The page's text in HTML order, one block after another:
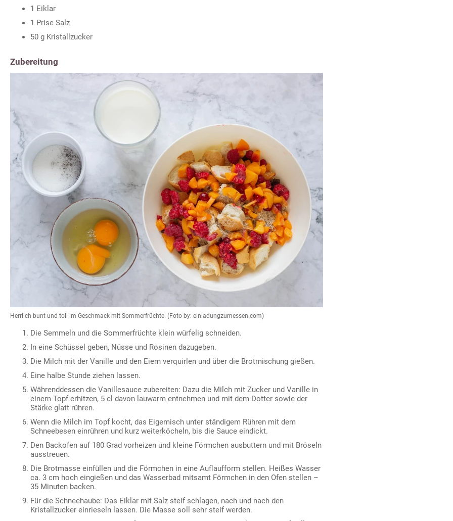
1 Eiklar
1 Prise Salz
50 g Kristallzucker
Zubereitung
Herrlich bunt und toll im Geschmack mit Sommerfrüchte. (Foto by: einladungzumessen.com)
Die Semmeln und die Sommerfrüchte klein würfelig schneiden.
In eine Schüssel geben, Nüsse und Rosinen dazugeben.
Die Milch mit der Vanille und den Eiern verquirlen und über die Brotmischung gießen.
Eine halbe Stunde ziehen lassen.
Währenddessen die Vanillesauce zubereiten: Dazu die Milch mit Zucker und Vanille in
einem Topf erhitzen, 5 cl davon lauwarm entnehmen und mit dem Dotter sowie der
Stärke glatt rühren.
Wenn die Milch im Topf kocht, das Eigemisch unter ständigem Rühren mit dem
Schneebesen einrühren und kurz weiterköcheln, bis die Sauce eindickt.
Den Backofen auf 180 Grad vorheizen und kleine Förmchen ausbuttern und mit Bröseln
ausstreuen.
Die Brotmasse einfüllen und die Förmchen in eine Auflaufform stellen. Heißes Wasser
ca. 3 cm hoch eingießen und das Wasserbad mitsamt Förmchen in den Ofen stellen –
35 Minuten backen.
Für die Schneehaube: Das Eiklar mit Salz steif schlagen, nach und nach den
Kristallzucker einrieseln lassen. Die Masse soll sehr steif werden.